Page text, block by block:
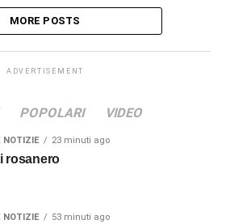
MORE POSTS
ADVERTISEMENT
POPOLARI VIDEO
NOTIZIE 23 minuti ago
rosanero
NOTIZIE 53 minuti ago